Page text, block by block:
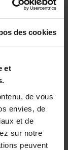
des cookies
et
de vous
envies, de
et de
sur notre
peuvent